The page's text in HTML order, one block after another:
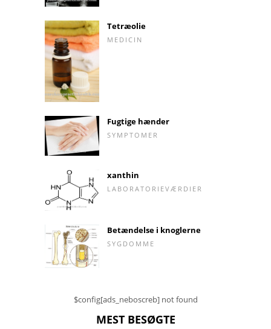
Tetræolie
MEDICIN
Fugtige hænder
SYMPTOMER
xanthin
LABORATORIEVÆRDIER
Betændelse i knoglerne
SYGDOMME
$config[ads_neboscreb] not found
MEST BESØGTE